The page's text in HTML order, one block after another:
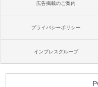
広告掲載のご案内
プライバシーポリシー
インプレスグループ